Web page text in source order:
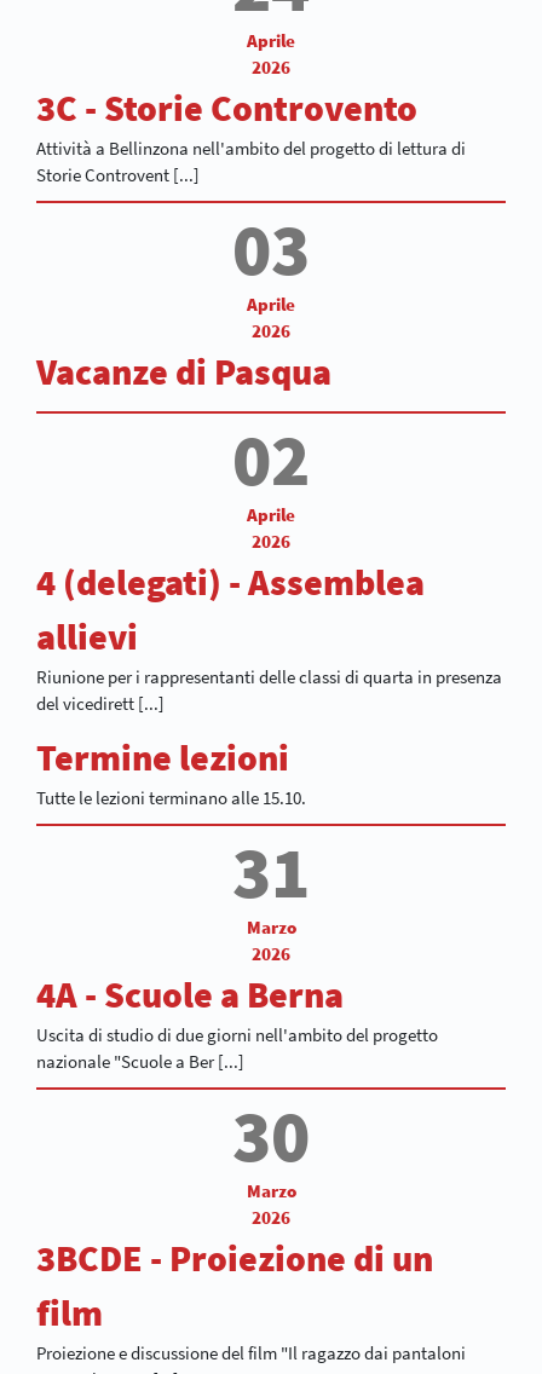
Aprile
2026
3C - Storie Controvento
Attività a Bellinzona nell'ambito del progetto di lettura di
Storie Controvent [...]
03
Aprile
2026
Vacanze di Pasqua
02
Aprile
2026
4 (delegati) - Assemblea
allievi
Riunione per i rappresentanti delle classi di quarta in presenza
del vicedirett [...]
Termine lezioni
Tutte le lezioni terminano alle 15.10.
31
Marzo
2026
4A - Scuole a Berna
Uscita di studio di due giorni nell'ambito del progetto
nazionale "Scuole a Ber [...]
30
Marzo
2026
3BCDE - Proiezione di un
film
Proiezione e discussione del film "Il ragazzo dai pantaloni